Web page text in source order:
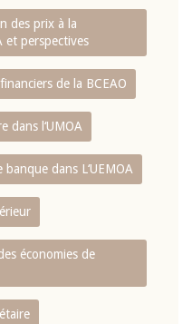
des prix à la
et perspectives
de la BCEAO
dans l‘UMOA
dans L‘UEMOA
économies de